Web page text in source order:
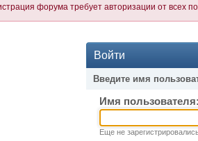
форума требует авторизации от всех
Войти
Введите имя
Имя пользователя:
Еще не